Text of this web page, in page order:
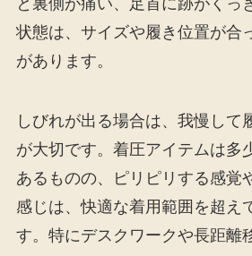
状態は、サイズや履き位置が合
があります。
しびれが出る場合は、我慢して
が大切です。着圧アイテムは多
あるものの、ピリピリする感覚
感じは、快適な着用範囲を超え
す。特にデスクワークや長距離